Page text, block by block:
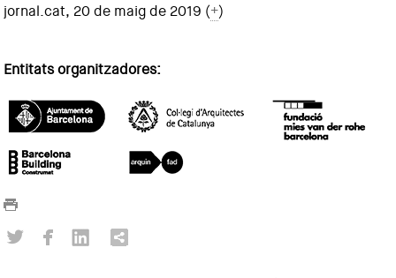
jornal.cat, 20 de maig de 2019 (+)
Entitats organitzadores: